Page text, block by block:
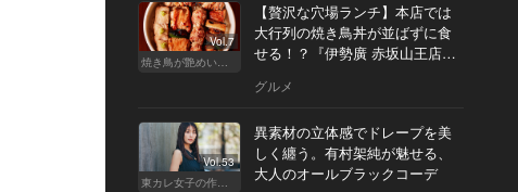
Vol.7
焼き鳥が艶めいてきた
【贅沢な穴場ランチ】本店では
大行列の焼き鳥丼が並ばずに食
せる！？『伊勢廣 赤坂山王店』
グルメ
Vol.53
東カレ女子の作り方
異素材の立体感でドレープを美
しく纏う。有村架純が魅せる、
大人のオールブラックコーデ